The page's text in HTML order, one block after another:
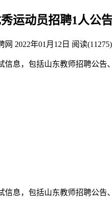
运动员招聘1人公
网 2022年01月12日 阅读(11275)
信息，包括山东教师招聘公
息，包括山东教师招聘公告